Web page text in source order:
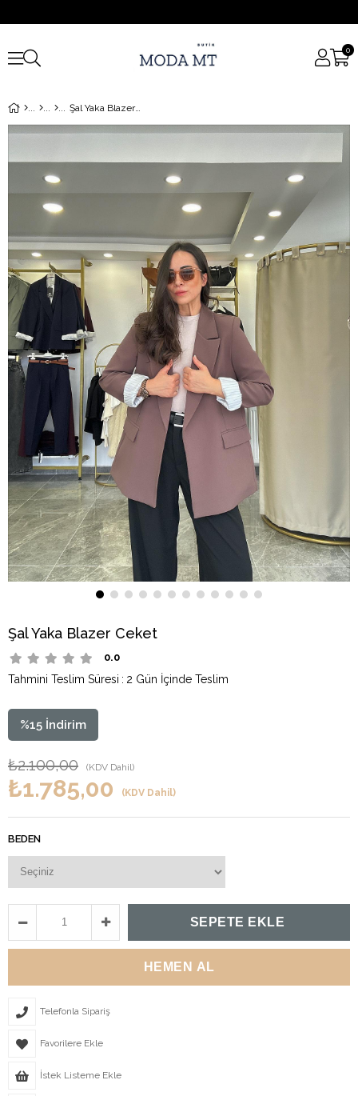
0
Şal Yaka Blazer Ceket
Şal Yaka Blazer Ceket
0.0
Tahmini Teslim Süresi : 2 Gün İçinde Teslim
%15 İndirim
₺2.100,00 (KDV Dahil)
₺1.785,00 (KDV Dahil)
BEDEN
Telefonla Sipariş
Favorilere Ekle
İstek Listeme Ekle